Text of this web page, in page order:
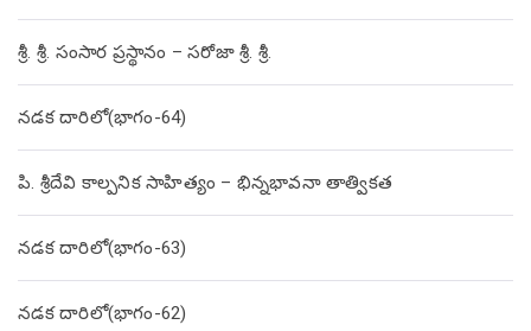
శ్రీ. శ్రీ. సంసార ప్రస్థానం – సరోజా శ్రీ. శ్రీ.
నడక దారిలో(భాగం-64)
పి. శ్రీదేవి కాల్పనిక సాహిత్యం – భిన్నభావనా తాత్వికత
నడక దారిలో(భాగం-63)
నడక దారిలో(భాగం-62)